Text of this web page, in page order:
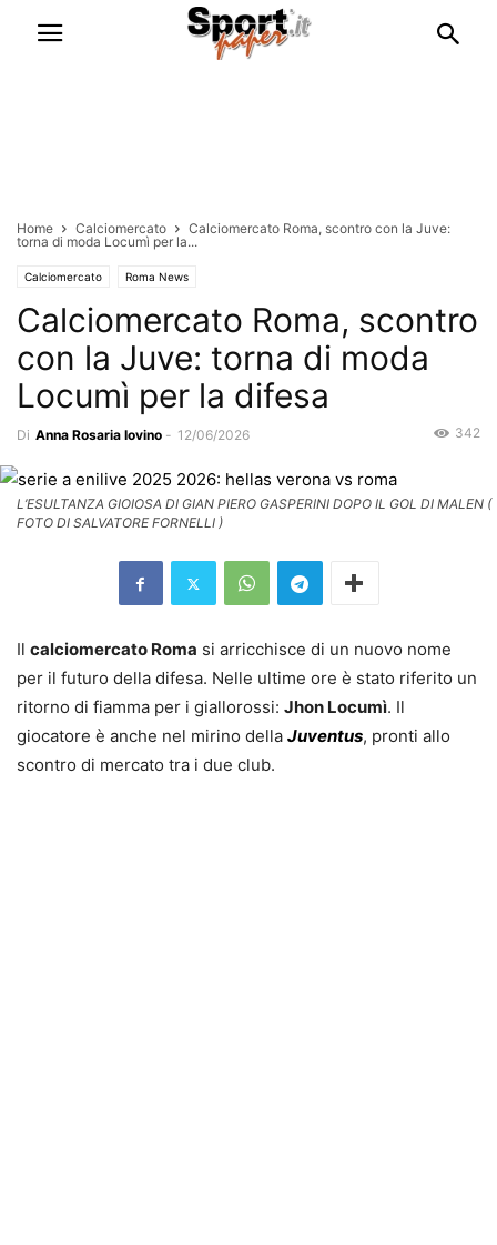
Home Calciomercato
Calciomercato Roma, scontro con la Juve:
torna di moda Locumì per la...
Calciomercato Roma News
Calciomercato Roma, scontro
con la Juve: torna di moda
Locumì per la difesa
Di Anna Rosaria Iovino - 12/06/2026 342
L’ESULTANZA GIOIOSA DI GIAN PIERO GASPERINI DOPO IL GOL DI MALEN (
FOTO DI SALVATORE FORNELLI )
Il calciomercato Roma si arricchisce di un nuovo nome
per il futuro della difesa. Nelle ultime ore è stato riferito un
ritorno di fiamma per i giallorossi: Jhon Locumì. Il
giocatore è anche nel mirino della Juventus, pronti allo
scontro di mercato tra i due club.